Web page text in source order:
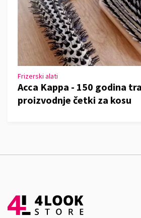
Frizerski alati
Acca Kappa - 150 godina
proizvodnje četki za kosu